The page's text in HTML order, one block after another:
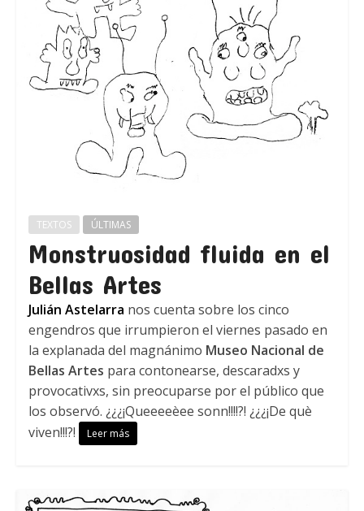
TEXTOS ÚLTIMAS
Monstruosidad fluida en el
Bellas Artes
Julián Astelarra nos cuenta sobre los cinco
engendros que irrumpieron el viernes pasado en
la explanada del magnánimo Museo Nacional de
Bellas Artes para contonearse, descaradxs y
provocativxs, sin preocuparse por el público que
los observó. ¿¿¿¡Queeeeèee sonn!!!!?! ¿¿¿¡De què
viven!!!?!
Leer más